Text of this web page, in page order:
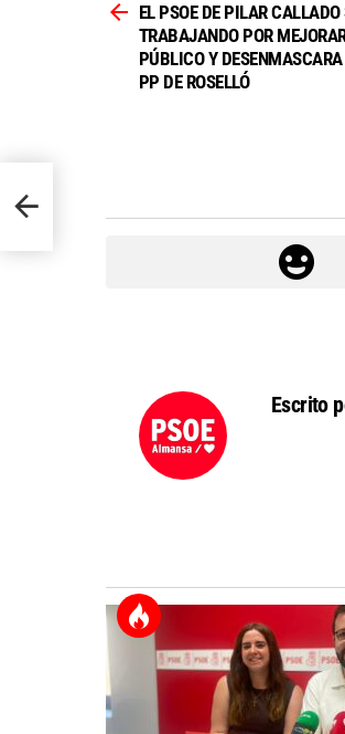
más EL PSOE DE PILAR CALLADO
TRABAJANDO POR
PÚBLICO Y
PP DE ROSELLÓ
Escrito